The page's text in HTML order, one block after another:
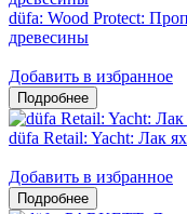
düfa: Wood Protect:
древесины
Добавить в избранное
düfa Retail: Yacht: Лак
Добавить в избранное